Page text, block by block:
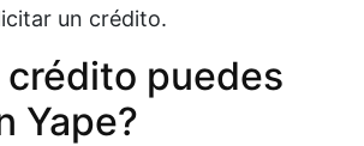
un crédito.
crédito puedes
Yape?